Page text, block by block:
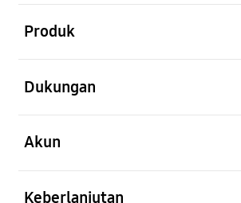
Produk
Dukungan
Akun
Keberlanjutan